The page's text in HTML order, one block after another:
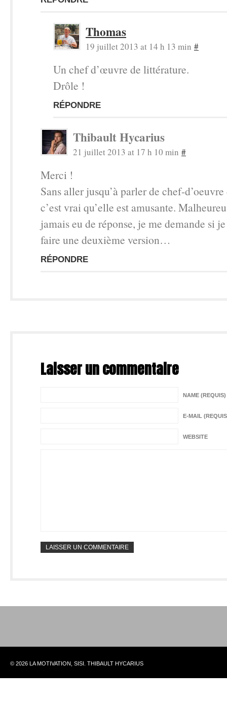
Thomas
19 juillet 2013 at 14 h 13 min #
Un chef d’œuvre de littérature.
Drôle !
RÉPONDRE
Thibault Hycarius
21 juillet 2013 at 17 h 10 min #
Merci !
Sans aller jusqu’à parler de chef-
c’est vrai qu’elle est amusante.
jamais eu de réponse, je me demande si
faire une deuxième version…
RÉPONDRE
Laisser un commentaire
NAME (REQUIS)
E-MAIL
WEBSITE
© 2026 LA MOTIVATION, SISI. THIBAULT HYCARIUS